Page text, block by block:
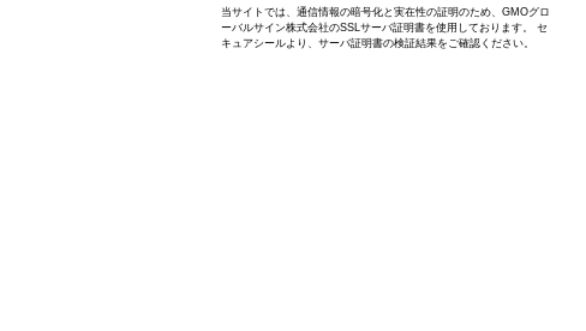
当サイトでは、通信情報の暗号化と実在性の証明のため、GMOグロ
ーバルサイン株式会社のSSLサーバ証明書を使用しております。 セ
キュアシールより、サーバ証明書の検証結果をご確認ください。